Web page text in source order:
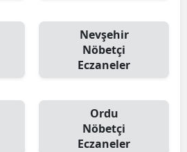
Nevşehir
Nöbetçi
Eczaneler
Ordu
Nöbetçi
Eczaneler